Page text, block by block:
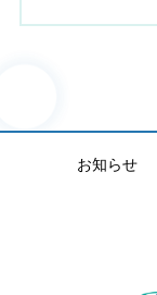
お知らせ